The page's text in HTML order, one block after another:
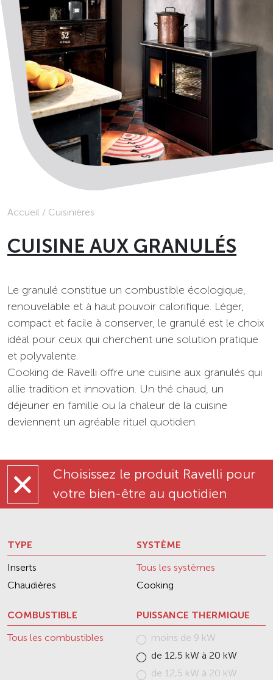
Accueil / Cuisinières
CUISINE AUX GRANULÉS
Le granulé constitue un combustible écologique,
renouvelable et à haut pouvoir calorifique. Léger,
compact et facile à conserver, le granulé est le choix
idéal pour ceux qui cherchent une solution pratique
et polyvalente.
Cooking de Ravelli offre une cuisine aux granulés qui
allie tradition et innovation. Un thé chaud, un
déjeuner en famille ou la chaleur de la cuisine
deviennent un agréable rituel quotidien.
Choisissez le produit Ravelli pour
votre bien-être au quotidien
TYPE
Inserts
Chaudières
SYSTÈME
Tous les systèmes
Cooking
COMBUSTIBLE
Tous les combustibles
PUISSANCE THERMIQUE
moins de 9 kW
de 12,5 kW à 20 kW
de 12,5 kW à 20 kW